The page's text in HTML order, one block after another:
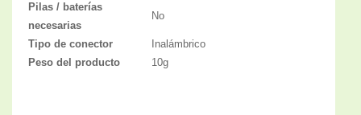
Pilas / baterías
necesarias
No
Tipo de conector
Inalámbrico
Peso del producto
10g